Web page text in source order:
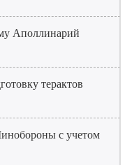
Аполлинарий
терактов
с учетом